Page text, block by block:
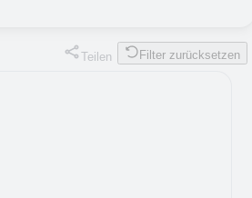
Teilen Filter zurücksetzen